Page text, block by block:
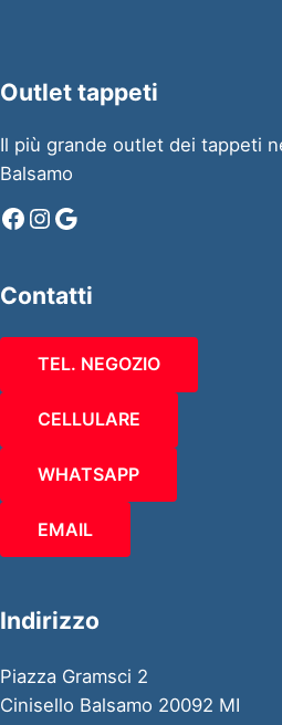
Outlet tappeti
Il più grande outlet dei tappeti
Balsamo
Facebook
Instagram
Google
Contatti
TEL. NEGOZIO
CELLULARE
WHATSAPP
EMAIL
Indirizzo
Piazza Gramsci 2
Cinisello Balsamo 20092 MI